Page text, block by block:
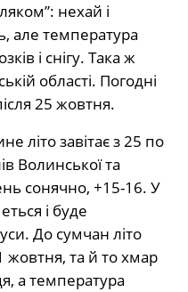
нехай і
але температура
і снігу. Така ж
області. Погодні
25 жовтня.
літо завітає з 25 по
Волинської та
сонячно, +15-16. У
і буде
До сумчан літо
жовтня, та й то хмар
а температура